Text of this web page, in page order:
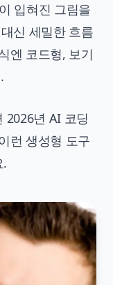
입혀진 그림을
신 세밀한 흐름
엔 코드형, 보기
2026년 AI 코딩
런 생성형 도구
.